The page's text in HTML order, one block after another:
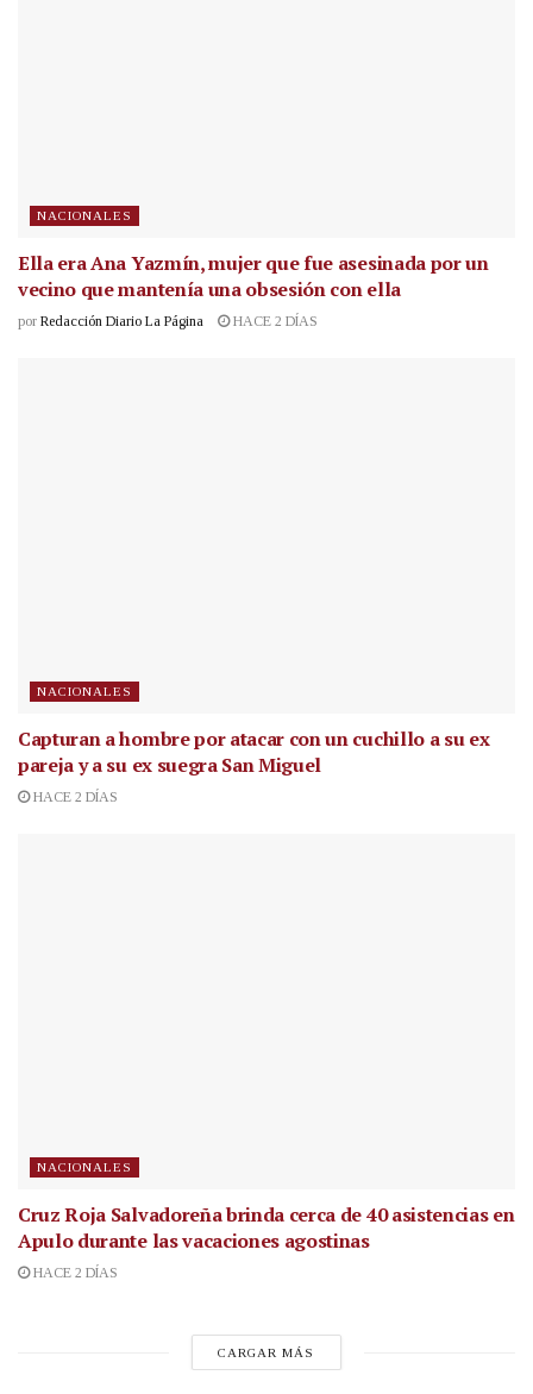
NACIONALES
Ella era Ana Yazmín, mujer que fue asesinada por un
vecino que mantenía una obsesión con ella
por Redacción Diario La Página HACE 2 DÍAS
NACIONALES
Capturan a hombre por atacar con un cuchillo a su ex
pareja y a su ex suegra San Miguel
HACE 2 DÍAS
NACIONALES
Cruz Roja Salvadoreña brinda cerca de 40 asistencias en
Apulo durante las vacaciones agostinas
HACE 2 DÍAS
CARGAR MÁS